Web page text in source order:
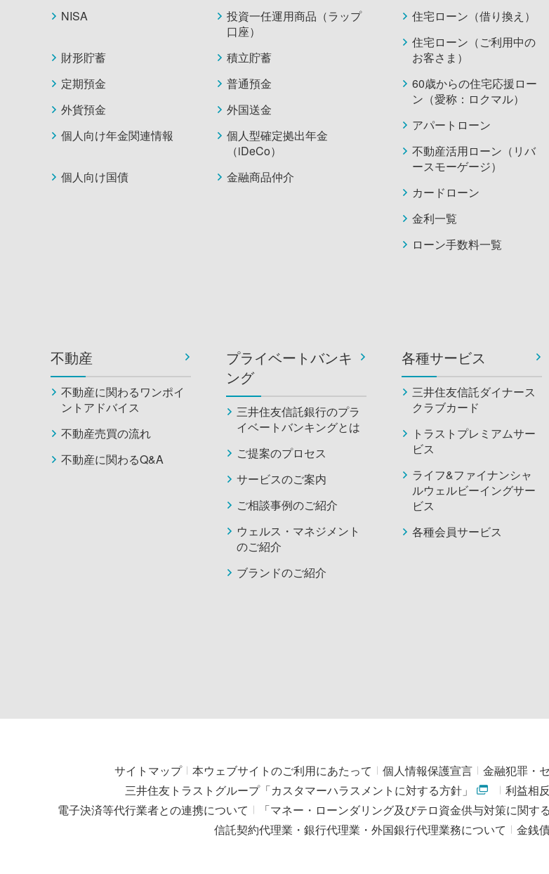
NISA
投資一任運用商品（ラップ
口座）
財形貯蓄
積立貯蓄
定期預金
普通預金
外貨預金
外国送金
個人向け年金関連情報
個人型確定拠出年金
（iDeCo）
個人向け国債
金融商品仲介
住宅ローン（借り換え）
住宅ローン（ご利用中の
お客さま）
60歳からの住宅応援ロー
ン（愛称：ロクマル）
アパートローン
不動産活用ローン（リバ
ースモーゲージ）
カードローン
金利一覧
ローン手数料一覧
不動産
不動産に関わるワンポイ
ントアドバイス
不動産売買の流れ
不動産に関わるQ&A
プライベートバンキ
ング
三井住友信託銀行のプラ
イベートバンキングとは
ご提案のプロセス
サービスのご案内
ご相談事例のご紹介
ウェルス・マネジメント
のご紹介
ブランドのご紹介
各種サービス
三井住友信託ダイナース
クラブカード
トラストプレミアムサー
ビス
ライフ&ファイナンシャ
ルウェルビーイングサー
ビス
各種会員サービス
サイトマップ 本ウェブサイトのご利用にあたって 個人情報保護宣言 金融犯罪・
三井住友トラストグループ「カスタマーハラスメントに対する方針」
利益相
電子決済等代行業者との連携について
「マネー・ローンダリング及びテロ資金供与対策に関
信託契約代理業・銀行代理業・外国銀行代理業務について
金銭